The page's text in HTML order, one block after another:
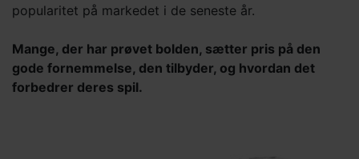
popularitet på markedet i de seneste år.
Mange, der har prøvet bolden, sætter pris på den
gode fornemmelse, den tilbyder, og hvordan det
forbedrer deres spil.